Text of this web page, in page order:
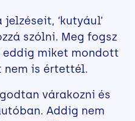
‘kutyául’
szólni. Meg fogsz
eddig miket mondott
nem is értettél.
várakozni és
Addig nem